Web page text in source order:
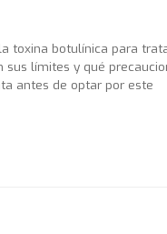
toxina botulínica para
sus límites y qué
antes de optar por este